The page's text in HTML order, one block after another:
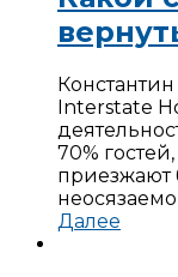
Interstate
70%
приезжают
Далее